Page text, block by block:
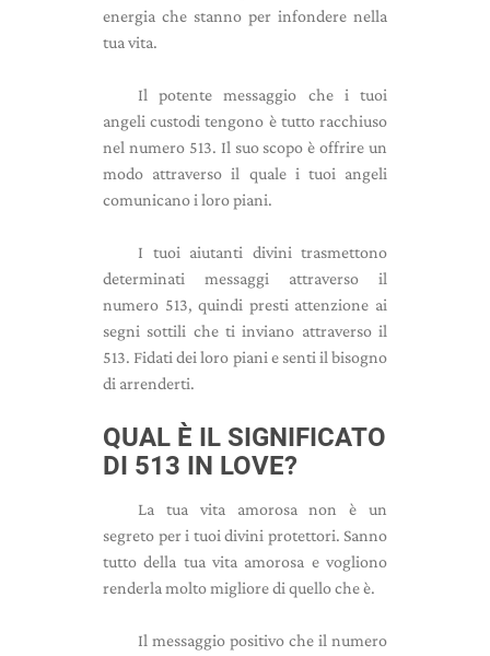
energia che stanno per infondere nella
tua vita.
Il potente messaggio che i tuoi
angeli custodi tengono è tutto racchiuso
nel numero 513. Il suo scopo è offrire un
modo attraverso il quale i tuoi angeli
comunicano i loro piani.
I tuoi aiutanti divini trasmettono
determinati messaggi attraverso il
numero 513, quindi presti attenzione ai
segni sottili che ti inviano attraverso il
513. Fidati dei loro piani e senti il ​​bisogno
di arrenderti.
QUAL È IL SIGNIFICATO
DI 513 IN LOVE?
La tua vita amorosa non è un
segreto per i tuoi divini protettori. Sanno
tutto della tua vita amorosa e vogliono
renderla molto migliore di quello che è.
Il messaggio positivo che il numero